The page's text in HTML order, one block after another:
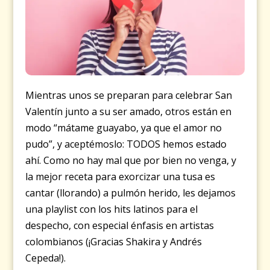
Mientras unos se preparan para celebrar San
Valentín junto a su ser amado, otros están en
modo “mátame guayabo, ya que el amor no
pudo”, y aceptémoslo: TODOS hemos estado
ahí. Como no hay mal que por bien no venga, y
la mejor receta para exorcizar una tusa es
cantar (llorando) a pulmón herido, les dejamos
una playlist con los hits latinos para el
despecho, con especial énfasis en artistas
colombianos (¡Gracias Shakira y Andrés
Cepeda!).